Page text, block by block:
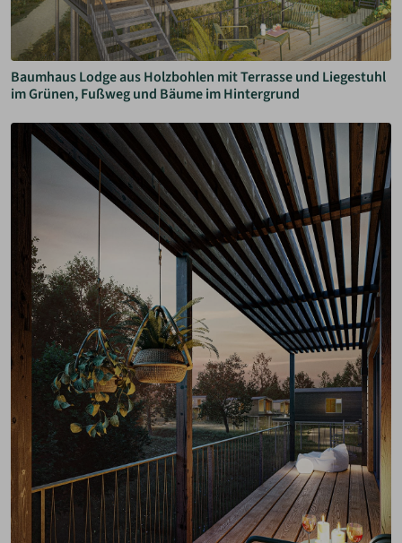
Baumhaus Lodge aus Holzbohlen mit Terrasse und Liegestuhl
im Grünen, Fußweg und Bäume im Hintergrund